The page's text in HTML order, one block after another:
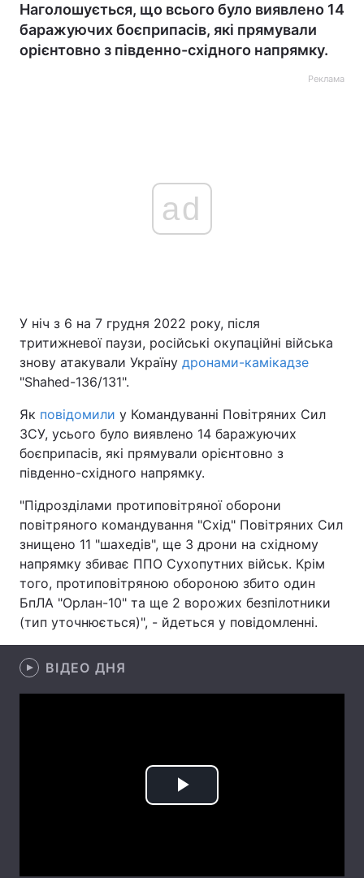
Україна Політика
Економіка Світ
Техно і зв'язок Лайт
Зброя Інциденти
Здоров'я Туризм
Цікавинки Погода
Екологія Регіони
Лонгріди
Відео з Youtube
Наголошується, що всього було виявлено 14
баражуючих боєприпасів, які прямували
орієнтовно з південно-східного напрямку.
Реклама
ad
У ніч з 6 на 7 грудня 2022 року, після
тритижневої паузи, російські окупаційні війська
знову атакували Україну дронами-камікадзе
"Shahed-136/131".
Як повідомили у Командуванні Повітряних Сил
ЗСУ, усього було виявлено 14 баражуючих
боєприпасів, які прямували орієнтовно з
південно-східного напрямку.
"Підрозділами протиповітряної оборони
повітряного командування "Схід" Повітряних Сил
знищено 11 "шахедів", ще 3 дрони на східному
напрямку збиває ППО Сухопутних військ. Крім
того, протиповітряною обороною збито один
БпЛА "Орлан-10" та ще 2 ворожих безпілотники
(тип уточнюється)", - йдеться у повідомленні.
ВІДЕО ДНЯ
Play